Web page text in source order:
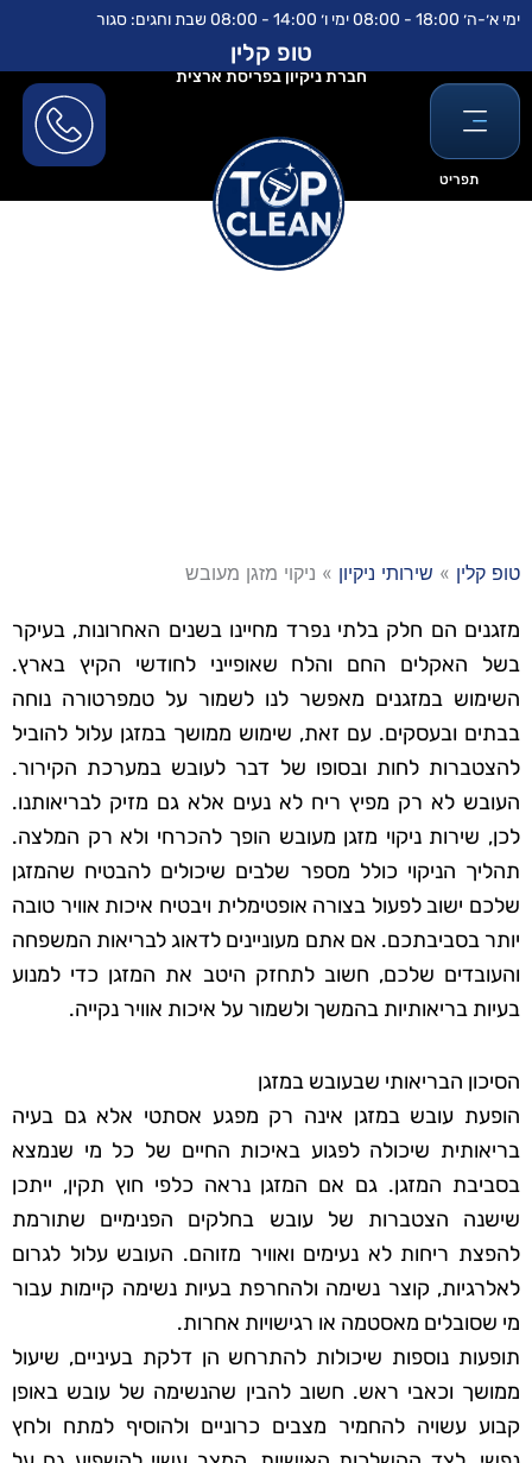
לתוכן
דילוג
ימי א׳-ה׳ 18:00 - 08:00 ימי ו׳ 14:00 - 08:00 שבת וחגים: סגור
תפריט
טופ קלין
חברת ניקיון בפריסת ארצית
טופ קלין » שירותי ניקיון » ניקוי מזגן מעובש
מזגנים הם חלק בלתי נפרד מחיינו בשנים האחרונות, בעיקר
בשל האקלים החם והלח שאופייני לחודשי הקיץ בארץ.
השימוש במזגנים מאפשר לנו לשמור על טמפרטורה נוחה
בבתים ובעסקים. עם זאת, שימוש ממושך במזגן עלול להוביל
להצטברות לחות ובסופו של דבר לעובש במערכת הקירור.
העובש לא רק מפיץ ריח לא נעים אלא גם מזיק לבריאותנו.
לכן, שירות ניקוי מזגן מעובש הופך להכרחי ולא רק המלצה.
תהליך הניקוי כולל מספר שלבים שיכולים להבטיח שהמזגן
שלכם ישוב לפעול בצורה אופטימלית ויבטיח איכות אוויר טובה
יותר בסביבתכם. אם אתם מעוניינים לדאוג לבריאות המשפחה
והעובדים שלכם, חשוב לתחזק היטב את המזגן כדי למנוע
בעיות בריאותיות בהמשך ולשמור על איכות אוויר נקייה.
הסיכון הבריאותי שבעובש במזגן
הופעת עובש במזגן אינה רק מפגע אסתטי אלא גם בעיה
בריאותית שיכולה לפגוע באיכות החיים של כל מי שנמצא
בסביבת המזגן. גם אם המזגן נראה כלפי חוץ תקין, ייתכן
שישנה הצטברות של עובש בחלקים הפנימיים שתורמת
להפצת ריחות לא נעימים ואוויר מזוהם. העובש עלול לגרום
לאלרגיות, קוצר נשימה ולהחרפת בעיות נשימה קיימות עבור
מי שסובלים מאסטמה או רגישויות אחרות.
תופעות נוספות שיכולות להתרחש הן דלקת בעיניים, שיעול
ממושך וכאבי ראש. חשוב להבין שהנשימה של עובש באופן
קבוע עשויה להחמיר מצבים כרוניים ולהוסיף למתח ולחץ